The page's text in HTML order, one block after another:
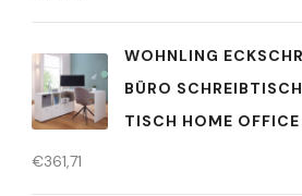
WOHNLING
BÜRO SCHREIBTISCH
ISCH HOME OFFICE
€361,71